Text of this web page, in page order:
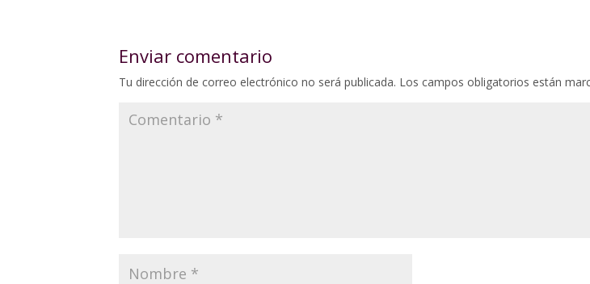
Enviar comentario
Tu dirección de correo electrónico no será publicada. Los campos obligatorios están